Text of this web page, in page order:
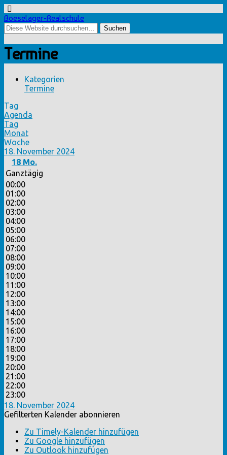
Boeselager-Realschule
Termine
Kategorien
Termine
Tag
Agenda
Tag
Monat
Woche
18. November 2024
18 Mo.
Ganztägig
00:00
01:00
02:00
03:00
04:00
05:00
06:00
07:00
08:00
09:00
10:00
11:00
12:00
13:00
14:00
15:00
16:00
17:00
18:00
19:00
20:00
21:00
22:00
23:00
18. November 2024
Gefilterten Kalender abonnieren
Zu Timely-Kalender hinzufügen
Zu Google hinzufügen
Zu Outlook hinzufügen